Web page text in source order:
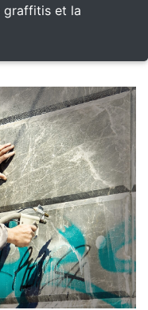
graffitis et la